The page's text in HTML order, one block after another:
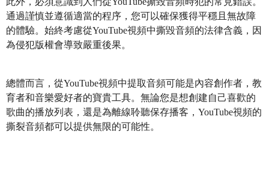
通過謹慎並遵循適當的程序，您可以確保獲得平穩且無故障
的體驗。始終考慮從YouTube視頻中撕毀音頻的法律含義，因
為侵犯版權會導致嚴重後果。
總體而言，從YouTube視頻中提取音頻可能是內容創作者，教
育者和音樂愛好者的寶貴工具。無論您是想創建自己喜歡的
歌曲的播放列表，還是為離線聆聽保存播客，YouTube視頻的
撕裂音頻都可以提供無限的可能性。